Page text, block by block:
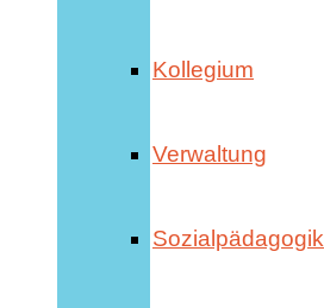
Kollegium
Verwaltung
Sozialpädagogik